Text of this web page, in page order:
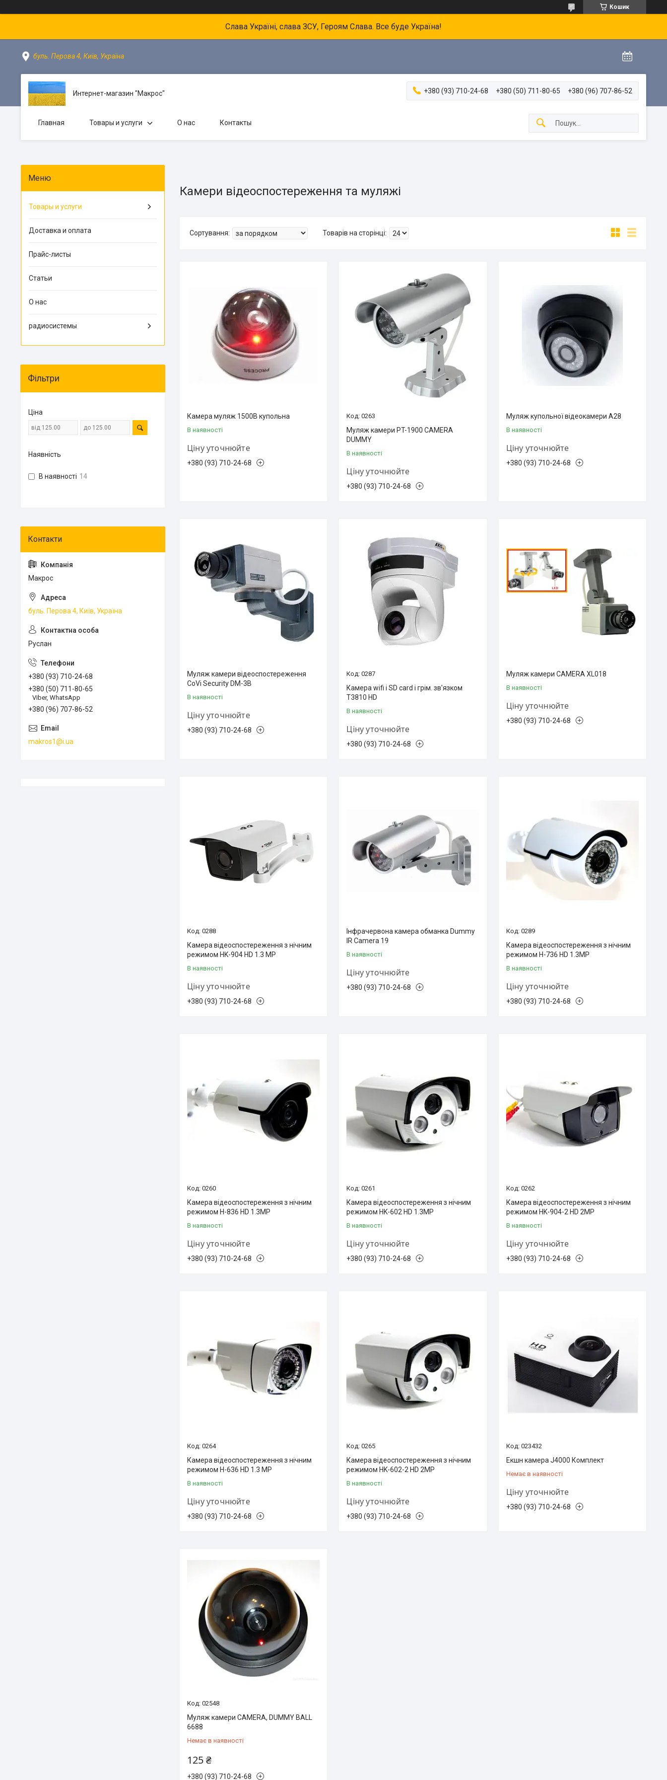
Кошик
Слава Україні, слава ЗСУ, Героям Слава. Все буде Україна!
буль. Перова 4, Київ, Україна
Интернет-магазин "Макрос" +380 (93) 710-24-68 +380 (50) 711-80-65 +380 (96) 707-86-52
Главная Товары и услуги О нас Контакты
Камери відеоспостереження та муляжі
Камера муляж 1500B купольна
В наявності
Ціну уточнюйте
+380 (93) 710-24-68
0263
Муляж камери PT-1900 CAMERA
DUMMY
В наявності
Ціну уточнюйте
+380 (93) 710-24-68
Муляж купольної відеокамери A28
В наявності
Ціну уточнюйте
+380 (93) 710-24-68
Муляж камери відеоспостереження
CoVi Security DM-3B
В наявності
Ціну уточнюйте
+380 (93) 710-24-68
0287
Камера wifi і SD card і грім. зв'язком
T3810 HD
В наявності
Ціну уточнюйте
+380 (93) 710-24-68
Муляж камери CAMERA XL018
В наявності
Ціну уточнюйте
+380 (93) 710-24-68
0288
Камера відеоспостереження з нічним
режимом HK-904 HD 1.3 MP
В наявності
Ціну уточнюйте
+380 (93) 710-24-68
Інфрачервона камера обманка Dummy
IR Camera 19
В наявності
Ціну уточнюйте
+380 (93) 710-24-68
0289
Камера відеоспостереження з нічним
режимом H-736 HD 1.3MP
В наявності
Ціну уточнюйте
+380 (93) 710-24-68
0260
Камера відеоспостереження з нічним
режимом H-836 HD 1.3MP
В наявності
Ціну уточнюйте
+380 (93) 710-24-68
0261
Камера відеоспостереження з нічним
режимом HK-602 HD 1.3MP
В наявності
Ціну уточнюйте
+380 (93) 710-24-68
0262
Камера відеоспостереження з нічним
режимом HK-904-2 HD 2MP
В наявності
Ціну уточнюйте
+380 (93) 710-24-68
0264
Камера відеоспостереження з нічним
режимом H-636 HD 1.3 MP
В наявності
Ціну уточнюйте
+380 (93) 710-24-68
0265
Камера відеоспостереження з нічним
режимом HK-602-2 HD 2MP
В наявності
Ціну уточнюйте
+380 (93) 710-24-68
023432
Екшн камера J4000 Комплект
Немає в наявності
Ціну уточнюйте
+380 (93) 710-24-68
02548
Муляж камери CAMERA, DUMMY BALL
6688
Немає в наявності
125 ₴
+380 (93) 710-24-68
Товары и услуги
Доставка и оплата
Прайс-листы
Статьи
О нас
радиосистемы
Фільтри
Ціна
Наявність
В наявності 14
Макрос
буль. Перова 4, Київ, Україна
Руслан
+380 (93) 710-24-68
+380 (50) 711-80-65
Viber, WhatsApp
+380 (96) 707-86-52
makros1@i.ua